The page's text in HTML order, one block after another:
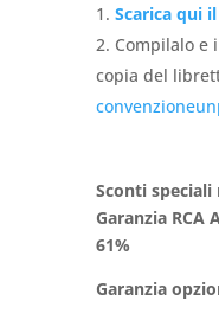
Scarica qui
Compilalo e
copia del
Sconti speciali
Garanzia RCA
61%
Garanzia